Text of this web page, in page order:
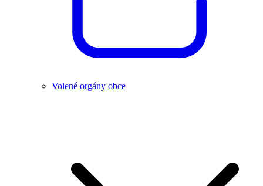
Volené orgány obce